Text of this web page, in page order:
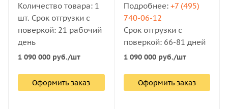
Количество товара: 1
шт. Срок отгрузки с
поверкой: 21 рабочий
день
1 090 000 руб./шт
Оформить заказ
Подробнее: +7 (495)
740-06-12
Срок отгрузки с
поверкой: 66-81 дней
1 090 000руб./шт
Оформить заказ